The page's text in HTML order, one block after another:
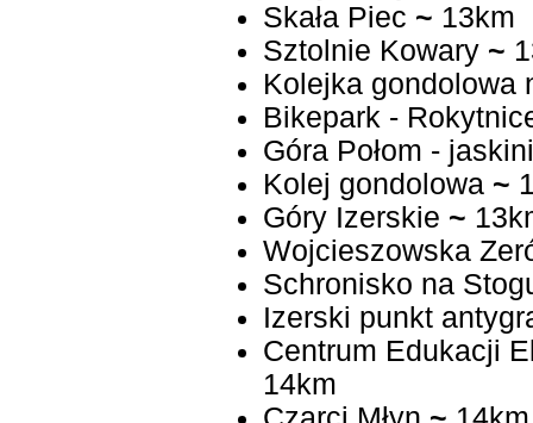
Skała Piec ~ 13km
Sztolnie Kowary ~
Kolejka gondolowa
Bikepark -
Góra Połom -
Kolej gondolowa ~
Góry Izerskie ~
Wojcieszowska
Schronisko na
Izerski punkt
Centrum Edukacji
14km